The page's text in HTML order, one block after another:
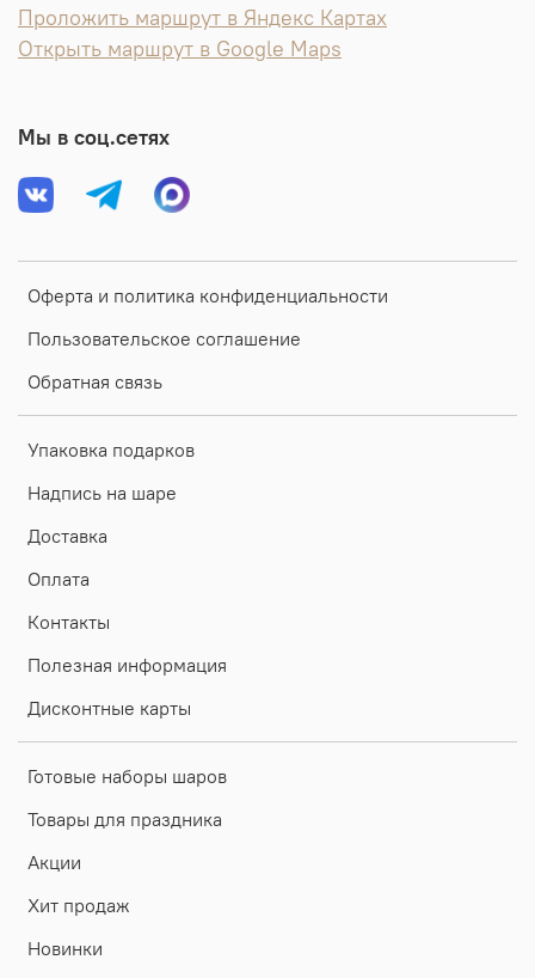
Оферта и политика конфиденциальности
Пользовательское соглашение
Обратная связь
Упаковка подарков
Надпись на шаре
Доставка
Оплата
Контакты
Полезная информация
Дисконтные карты
Готовые наборы шаров
Товары для праздника
Акции
Хит продаж
Новинки
Проложить маршрут в Яндекс Картах
Открыть маршрут в Google Maps
Мы в соц.сетях